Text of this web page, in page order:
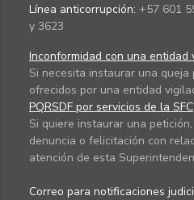
Línea anticorrupción: +57 601
y 3623
Inconformidad con una entidad
Si necesita instaurar una
ofrecidos por una entidad
PQRSDF por servicios de la SFC:
Si quiere instaurar una
denuncia o felicitación con
atención de esta
Correo para notificaciones